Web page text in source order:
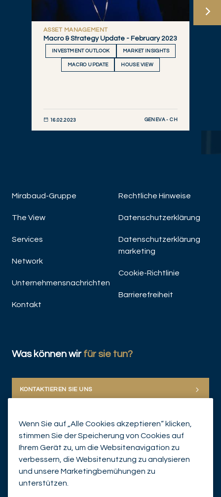
ASSET MANAGEMENT
Macro & Strategy Update - February 2023
INVESTMENT OUTLOOK MARKET INSIGHTS
MACRO UPDATE HOUSE VIEW
16.02.2023 GENEVA - CH
Mirabaud-Gruppe
The View
Services
Network
Unternehmensnachrichten
Kontakt
Rechtliche Hinweise
Datenschutzerklärung
Datenschutzerklärung
marketing
Cookie-Richtlinie
Barrierefreiheit
Was können wir für sie tun?
KONTAKTIEREN SIE UNS
Wenn Sie auf „Alle Cookies akzeptieren“ klicken,
stimmen Sie der Speicherung von Cookies auf
Ihrem Gerät zu, um die Websitenavigation zu
verbessern, die Websitenutzung zu analysieren
und unsere Marketingbemühungen zu
unterstützen.